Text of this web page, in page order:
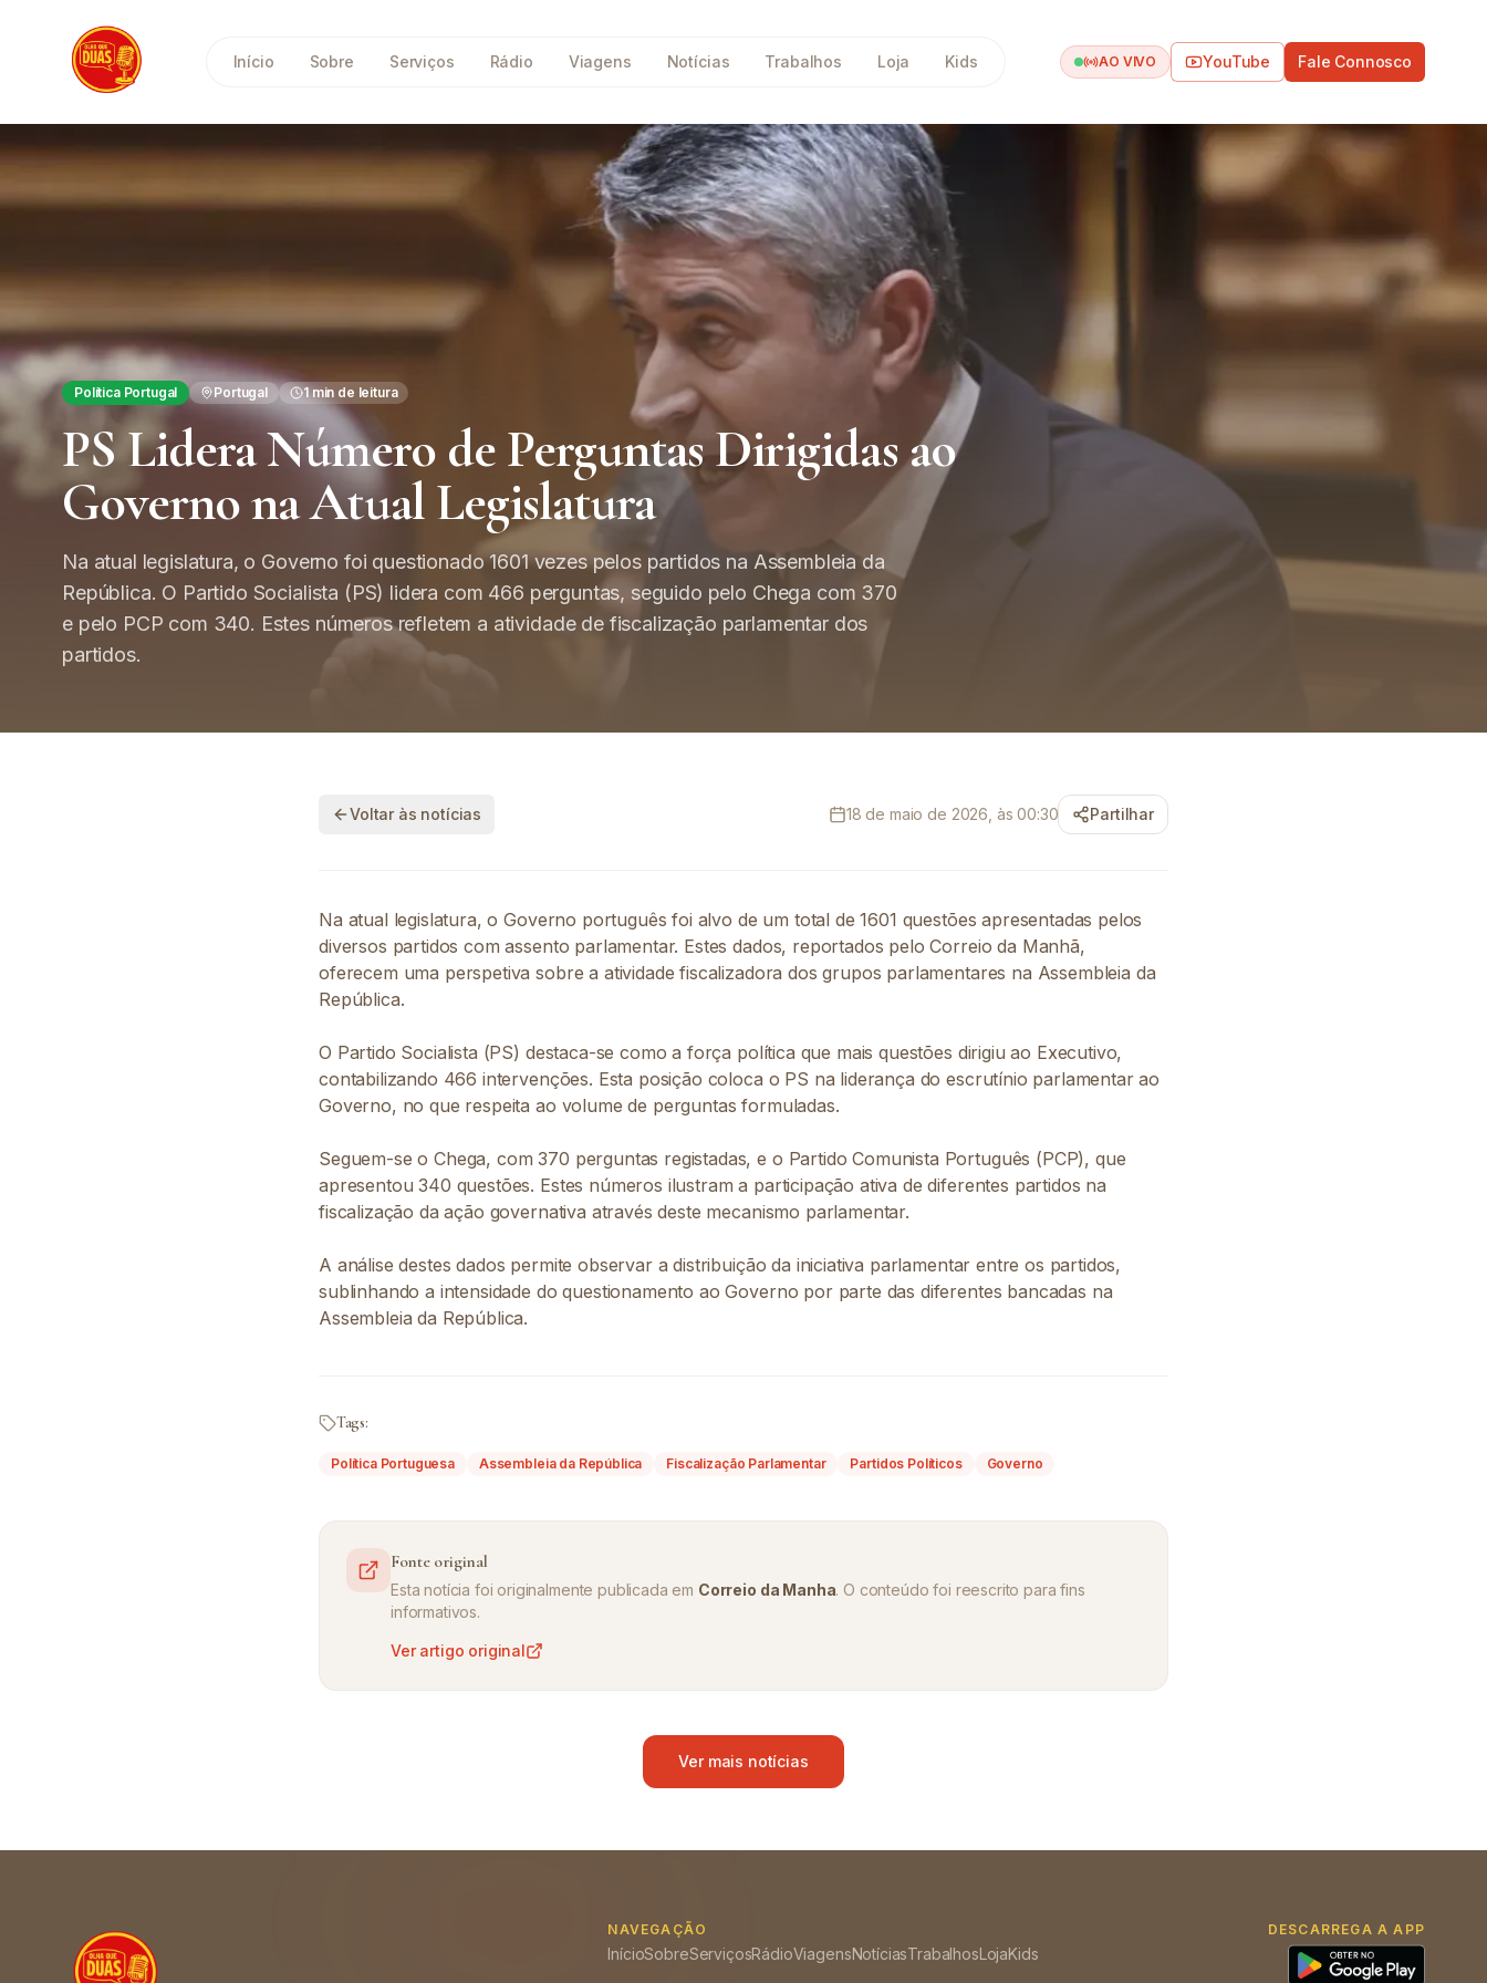
Início Sobre Serviços Rádio Viagens Notícias Trabalhos Loja Kids AO VIVO YouTube Fale Connosco
Política Portugal Portugal 1min de leitura
PS Lidera Número de Perguntas Dirigidas ao
Governo na Atual Legislatura
Na atual legislatura, o Governo foi questionado 1601 vezes pelos partidos na Assembleia da
República. O Partido Socialista (PS) lidera com 466 perguntas, seguido pelo Chega com 370
e pelo PCP com 340. Estes números refletem a atividade de fiscalização parlamentar dos
partidos.
Voltar às notícias 18 de maio de 2026, às 00:30 Partilhar
Na atual legislatura, o Governo português foi alvo de um total de 1601 questões apresentadas pelos
diversos partidos com assento parlamentar. Estes dados, reportados pelo Correio da Manhã,
oferecem uma perspetiva sobre a atividade fiscalizadora dos grupos parlamentares na Assembleia da
República.
O Partido Socialista (PS) destaca-se como a força política que mais questões dirigiu ao Executivo,
contabilizando 466 intervenções. Esta posição coloca o PS na liderança do escrutínio parlamentar ao
Governo, no que respeita ao volume de perguntas formuladas.
Seguem-se o Chega, com 370 perguntas registadas, e o Partido Comunista Português (PCP), que
apresentou 340 questões. Estes números ilustram a participação ativa de diferentes partidos na
fiscalização da ação governativa através deste mecanismo parlamentar.
A análise destes dados permite observar a distribuição da iniciativa parlamentar entre os partidos,
sublinhando a intensidade do questionamento ao Governo por parte das diferentes bancadas na
Assembleia da República.
Tags:
Política Portuguesa Assembleia da República Fiscalização Parlamentar Partidos Políticos Governo
Fonte original
Esta notícia foi originalmente publicada em Correio da Manha. O conteúdo foi reescrito para fins
informativos.
Ver artigo original
Ver mais notícias
NAVEGAÇÃO
InícioSobreServiçosRádioViagensNotíciasTrabalhosLojaKids
DESCARREGA A APP